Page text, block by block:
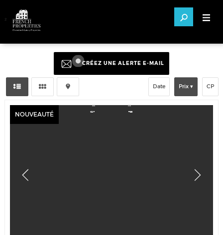
²
CRÉEZ UNE ALERTE E-MAIL
Date Prix CP
NOUVEAUTÉ